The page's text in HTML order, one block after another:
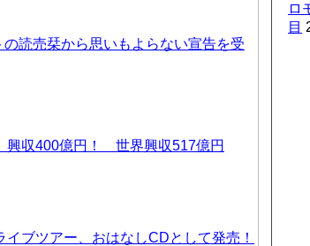
の読売栞から思いもよらない宣告を受
興収400億円！ 世界興収517億円
ブツアー、おはなしCDとして発売！
ロ
目